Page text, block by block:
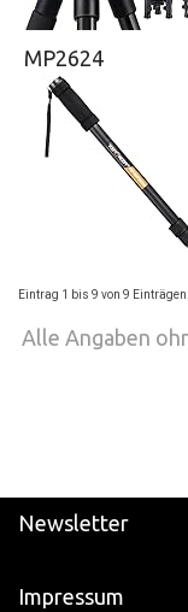
MP2624
Eintrag 1 bis 9 von 9 Einträgen.
Alle Angaben
Newsletter
Impressum